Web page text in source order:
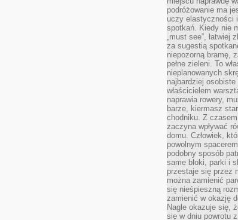
podróżowanie ma
uczy elastyczności
spotkań. Kiedy nie
„must see”, łatwiej
za sugestią
niepozorną bramę,
pełne zieleni. To
nieplanowanych
najbardziej
właścicielem
naprawia rowery,
barze, kiermasz
chodniku. Z
zaczyna wpływać
domu. Człowiek,
powolnym
podobny sposób
same bloki, parki i
przestaje się przez
można zamienić
się nieśpieszną
zamienić w okazję
Nagle okazuje się,
się w dniu powrotu